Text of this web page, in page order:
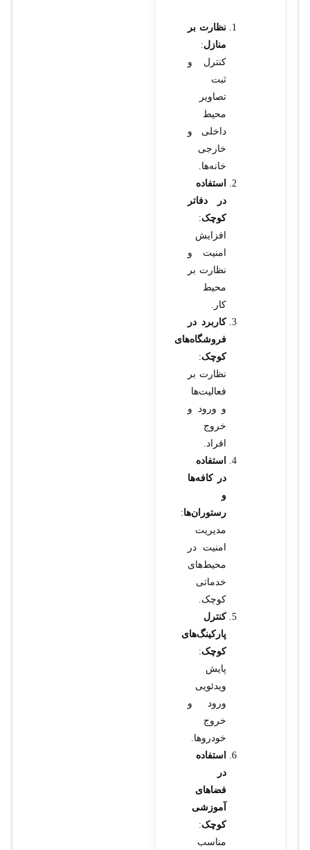
نظارت بر
منازل:
کنترل و
ثبت
تصاویر
محیط
داخلی و
خارجی
خانه‌ها.
استفاده
در دفاتر
کوچک:
افزایش
امنیت و
نظارت بر
محیط
کار.
کاربرد در
فروشگاه‌های
کوچک:
نظارت بر
فعالیت‌ها
و ورود و
خروج
افراد.
استفاده
در کافه‌ها
و
رستوران‌ها:
مدیریت
امنیت در
محیط‌های
خدماتی
کوچک.
کنترل
پارکینگ‌های
کوچک:
پایش
ویدئویی
ورود و
خروج
خودروها.
استفاده
در
فضاهای
آموزشی
کوچک:
مناسب